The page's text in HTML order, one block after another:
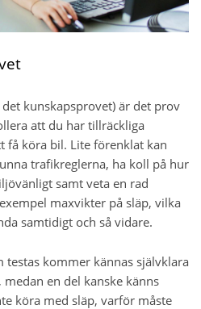
kunskapsprovet) är det prov
att du har tillräckliga
få köra bil. Lite förenklat kan
trafikreglerna, ha koll på hur
samt veta en rad
maxvikter på släp, vilka
samtidigt och så vidare.
testas kommer kännas självklara
en del kanske känns
köra med släp, varför måste